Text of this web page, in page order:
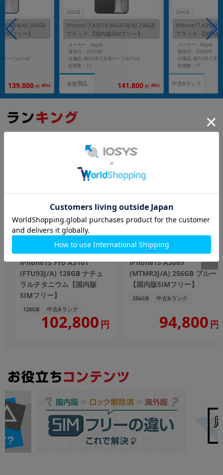
A) 256GB
フリー】
ケーブル(1m)
139,800 円 (税込)
256GB
iPhone17 A3519 (MG674J/A) 256GB
ブラック 【国内版SIMフリー】
メーカー：Apple
発売日：2025/09
付属品: 箱/USB-C充電ケーブル(1m)
在庫数：15
未使用品 141,800 円 (税込)
256GB
iPhone17 A3519
ブラック 【国内版
メーカー：Apple
発売日：2025/09
付属品: 箱/USB-C充
在庫数：15
中古Aランク
iPhone15 Pro A3101
(FTU93J/A) 128GB ナチュ
ラルチタニウム【国内版
SIMフリー】
128GB 中古Aランク
102,800 円
iPhone15 A3089
(MTMR3J/A) 256GB ブルー
【国内版SIMフリー】
256GB 中古Aランク
94,800 円